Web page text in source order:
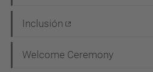
Inclusión
Welcome Ceremony